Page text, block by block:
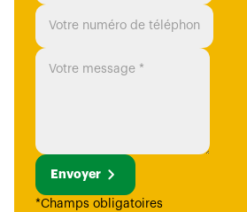
Envoyer
*Champs obligatoires